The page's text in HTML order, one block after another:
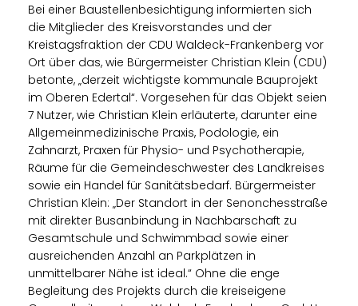
Bei einer Baustellenbesichtigung informierten sich
die Mitglieder des Kreisvorstandes und der
Kreistagsfraktion der CDU Waldeck-Frankenberg vor
Ort über das, wie Bürgermeister Christian Klein (CDU)
betonte, „derzeit wichtigste kommunale Bauprojekt
im Oberen Edertal“. Vorgesehen für das Objekt seien
7 Nutzer, wie Christian Klein erläuterte, darunter eine
Allgemeinmedizinische Praxis, Podologie, ein
Zahnarzt, Praxen für Physio- und Psychotherapie,
Räume für die Gemeindeschwester des Landkreises
sowie ein Handel für Sanitätsbedarf. Bürgermeister
Christian Klein: „Der Standort in der Senonchesstraße
mit direkter Busanbindung in Nachbarschaft zu
Gesamtschule und Schwimmbad sowie einer
ausreichenden Anzahl an Parkplätzen in
unmittelbarer Nähe ist ideal.“ Ohne die enge
Begleitung des Projekts durch die kreiseigene